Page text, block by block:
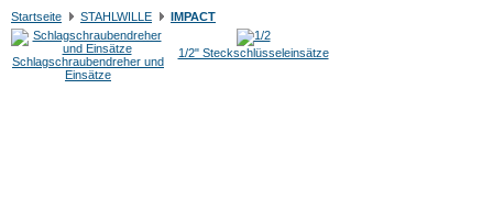
Startseite STAHLWILLE IMPACT
Schlagschraubendreher und
Einsätze
1/2" Steckschlüsseleinsätze